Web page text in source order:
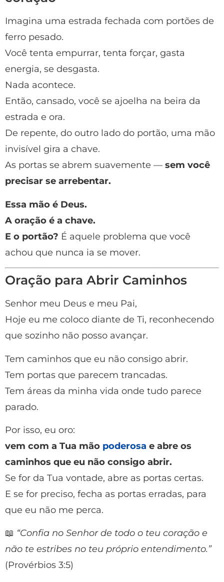
Imagina uma estrada fechada com portões de
ferro pesado.
Você tenta empurrar, tenta forçar, gasta
energia, se desgasta.
Nada acontece.
Então, cansado, você se ajoelha na beira da
estrada e ora.
De repente, do outro lado do portão, uma mão
invisível gira a chave.
As portas se abrem suavemente — sem você
precisar se arrebentar.
Essa mão é Deus.
A oração é a chave.
E o portão? É aquele problema que você
achou que nunca ia se mover.
Oração para Abrir Caminhos
Senhor meu Deus e meu Pai,
Hoje eu me coloco diante de Ti, reconhecendo
que sozinho não posso avançar.
Tem caminhos que eu não consigo abrir.
Tem portas que parecem trancadas.
Tem áreas da minha vida onde tudo parece
parado.
Por isso, eu oro:
vem com a Tua mão poderosa e abre os
caminhos que eu não consigo abrir.
Se for da Tua vontade, abre as portas certas.
E se for preciso, fecha as portas erradas, para
que eu não me perca.
📖 “Confia no Senhor de todo o teu coração e
não te estribes no teu próprio entendimento.”
(Provérbios 3:5)